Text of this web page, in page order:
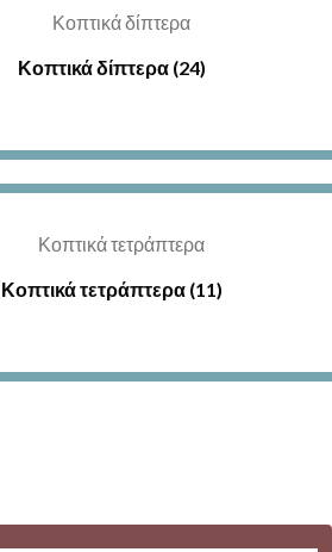
Κοπτικά δίπτερα (24)
Κοπτικά τετράπτερα (11)